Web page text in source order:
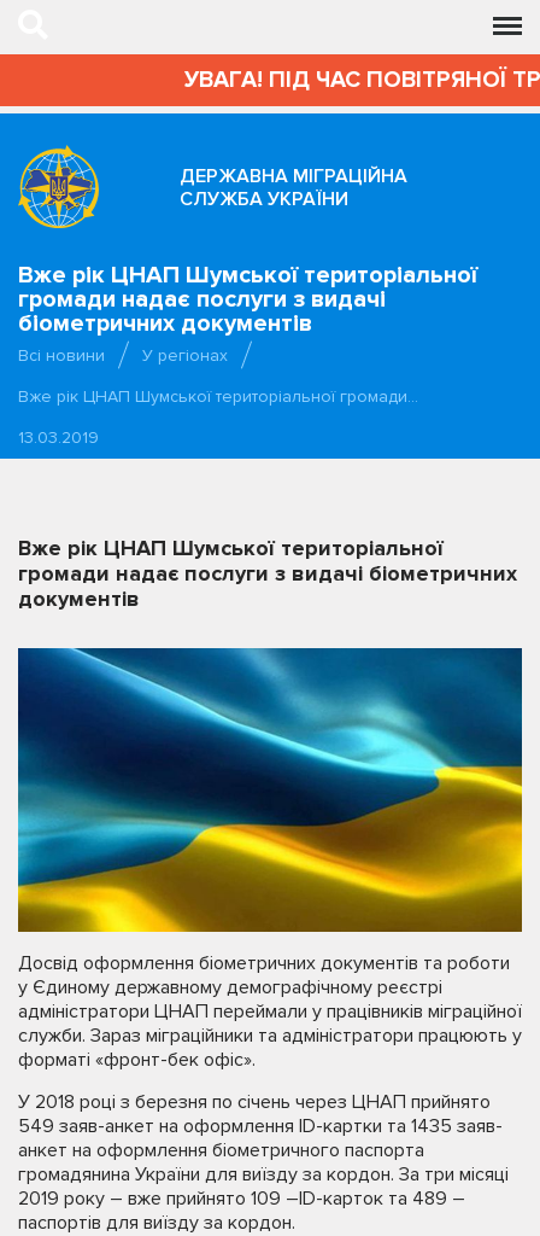
УВАГА! ПІД ЧАС ПОВІТРЯНОЇ
ДЕРЖАВНА МІГРАЦІЙНА
СЛУЖБА УКРАЇНИ
Вже рік ЦНАП Шумської територіальної
громади надає послуги з видачі
біометричних документів
Всі новини
У регіонах
Вже рік ЦНАП Шумської територіальної громади…
13.03.2019
Вже рік ЦНАП Шумської територіальної
громади надає послуги з видачі біометричних
документів
Досвід оформлення біометричних документів та роботи
у Єдиному державному демографічному реєстрі
адміністратори ЦНАП переймали у працівників міграційної
служби. Зараз міграційники та адміністратори працюють у
форматі «фронт-бек офіс».
У 2018 році з березня по січень через ЦНАП прийнято
549 заяв-анкет на оформлення ID-картки та 1435 заяв-
анкет на оформлення біометричного паспорта
громадянина України для виїзду за кордон. За три місяці
2019 року – вже прийнято 109 –ID-карток та 489 –
паспортів для виїзду за кордон.